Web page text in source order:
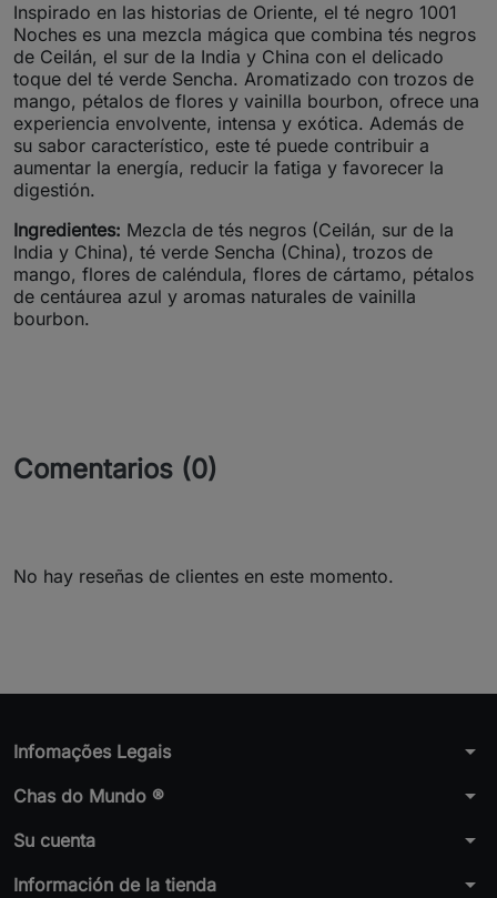
Inspirado en las historias de Oriente, el té negro 1001
Noches es una mezcla mágica que combina tés negros
de Ceilán, el sur de la India y China con el delicado
toque del té verde Sencha. Aromatizado con trozos de
mango, pétalos de flores y vainilla bourbon, ofrece una
experiencia envolvente, intensa y exótica. Además de
su sabor característico, este té puede contribuir a
aumentar la energía, reducir la fatiga y favorecer la
digestión.
Ingredientes: Mezcla de tés negros (Ceilán, sur de la
India y China), té verde Sencha (China), trozos de
mango, flores de caléndula, flores de cártamo, pétalos
de centáurea azul y aromas naturales de vainilla
bourbon.
Comentarios (0)
No hay reseñas de clientes en este momento.
Infomações Legais arrow_drop_down
Chas do Mundo ® arrow_drop_down
Su cuenta arrow_drop_down
Información de la tienda arrow_drop_down